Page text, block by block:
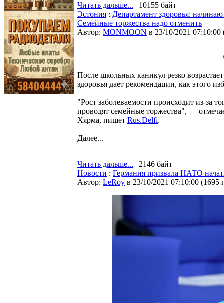
Читать дальше... | 10155 байт
Эстония : Департамент здоровья:
Семейные торжества надо отменить
Автор: MONMOON в 23/10/2021 07:10:00
После школьных каникул резко
здоровья дает рекомендации, как этого
"Рост заболеваемости происходит из-за
проводят семейные торжества", —
Хярма, пишет Rus.Delfi.
Далее...
Читать дальше... | 2146 байт
Новости : Германия призвала НАТО
Автор: LeRoy в 23/10/2021 07:10:00 (1695